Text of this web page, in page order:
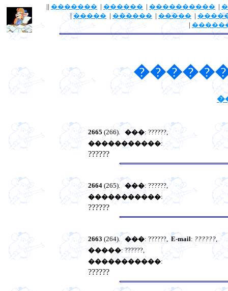
|| ������� | ������ | ���������� |
|����� | ������ | ����� |
|
2665 (266). ���: ??????,
�����������:
??????
2664 (265). ���: ??????,
�����������:
??????
2663 (264). ���: ??????,E-mail: ??????,
�����: ??????,
�����������:
??????